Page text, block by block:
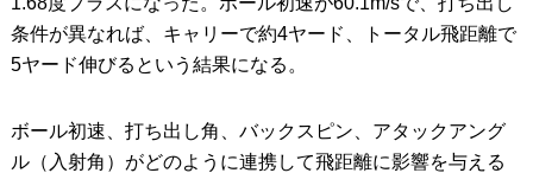
条件が異なれば、キャリーで約4ヤード、トータル飛距離で
5ヤード伸びるという結果になる。
ボール初速、打ち出し角、バックスピン、アタックアング
ル（入射角）がどのように連携して飛距離に影響を与える